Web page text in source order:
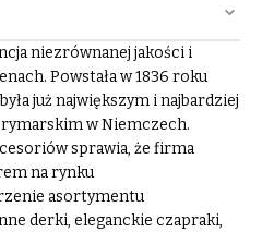
niezrównanej jakości i
Powstała w 1836 roku
już największym i najbardziej
w Niemczech.
sprawia, że firma
na rynku
asortymentu
derki, eleganckie czapraki,